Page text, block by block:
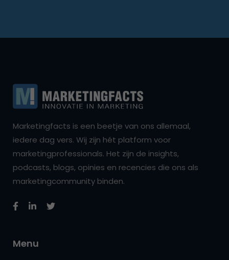
Marketingfacts is een beetje van ons allemaal,
iedere dag vers. Wij zijn hét platform voor
marketingprofessionals. Het zijn de insights,
podcasts, blogs, opinies en recencies die ons als
marketingcommunity binden.
Menu